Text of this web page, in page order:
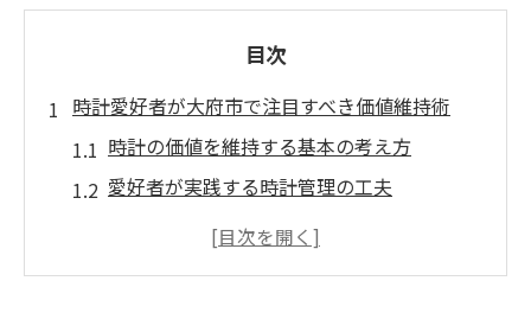
目次
時計愛好者が大府市で注目すべき価値維持術
時計の価値を維持する基本の考え方
愛好者が実践する時計管理の工夫
愛知県内で注目される時計保存法